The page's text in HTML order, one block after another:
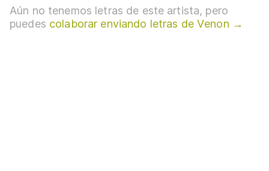
Aún no tenemos letras de este artista, pero
puedes colaborar enviando letras de Venon →